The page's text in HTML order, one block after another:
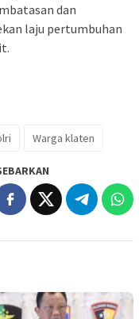
dan
laju pertumbuhan
Warga klaten